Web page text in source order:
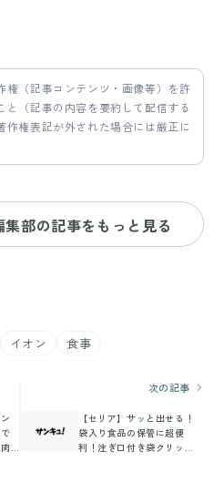
権（記事コンテンツ・画像等）を許
（記事の内容を要約して配信する
作権表記が外された場合には厳正に
部の記事をもっと見る
イオン 食事
次の記事
【セリア】サッと出せる！
袋入り食品の保管に超便
利！注ぎ口付き袋クリッ